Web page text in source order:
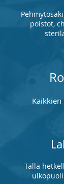
poistot,
Tällä